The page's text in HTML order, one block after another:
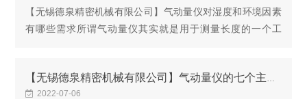
【无锡德泉精密机械有限公司】气动量仪对湿度和环境因素
有哪些需求所谓气动量仪其实就是用于测量长度的一个工
【无锡德泉精密机械有限公司】气动量仪的七个主要功能
2022-07-06